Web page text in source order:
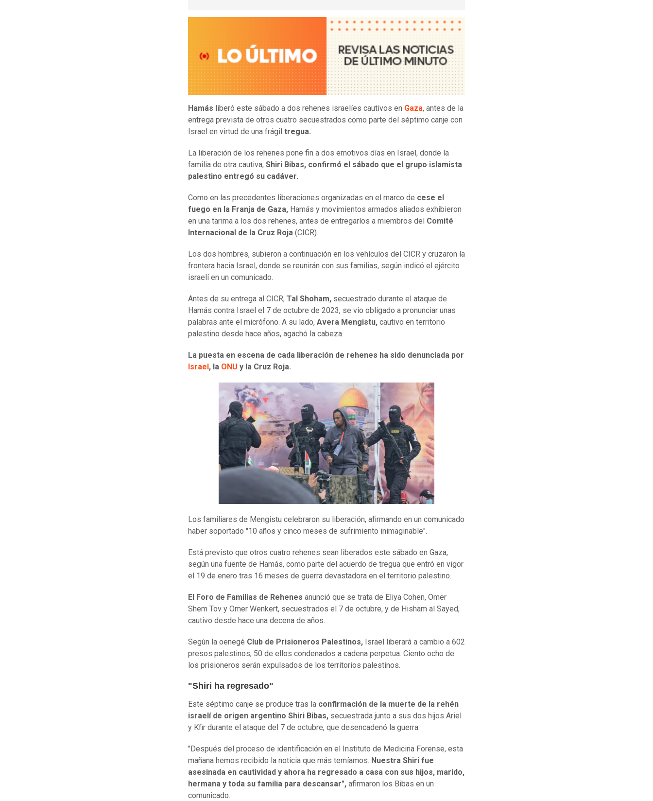
Hamás liberó este sábado a dos rehenes israelíes cautivos en Gaza, antes de la
entrega prevista de otros cuatro secuestrados como parte del séptimo canje con
Israel en virtud de una frágil tregua.
La liberación de los rehenes pone fin a dos emotivos días en Israel, donde la
familia de otra cautiva, Shiri Bibas, confirmó el sábado que el grupo islamista
palestino entregó su cadáver.
Como en las precedentes liberaciones organizadas en el marco de cese el
fuego en la Franja de Gaza, Hamás y movimientos armados aliados exhibieron
en una tarima a los dos rehenes, antes de entregarlos a miembros del Comité
Internacional de la Cruz Roja (CICR).
Los dos hombres, subieron a continuación en los vehículos del CICR y cruzaron la
frontera hacia Israel, donde se reunirán con sus familias, según indicó el ejército
israelí en un comunicado.
Antes de su entrega al CICR, Tal Shoham, secuestrado durante el ataque de
Hamás contra Israel el 7 de octubre de 2023, se vio obligado a pronunciar unas
palabras ante el micrófono. A su lado, Avera Mengistu, cautivo en territorio
palestino desde hace años, agachó la cabeza.
La puesta en escena de cada liberación de rehenes ha sido denunciada por
Israel , la ONU y la Cruz Roja.
Los familiares de Mengistu celebraron su liberación, afirmando en un comunicado
haber soportado "10 años y cinco meses de sufrimiento inimaginable".
Está previsto que otros cuatro rehenes sean liberados este sábado en Gaza,
según una fuente de Hamás, como parte del acuerdo de tregua que entró en vigor
el 19 de enero tras 16 meses de guerra devastadora en el territorio palestino.
El Foro de Familias de Rehenes anunció que se trata de Eliya Cohen, Omer
Shem Tov y Omer Wenkert, secuestrados el 7 de octubre, y de Hisham al Sayed,
cautivo desde hace una decena de años.
Según la oenegé Club de Prisioneros Palestinos, Israel liberará a cambio a 602
presos palestinos, 50 de ellos condenados a cadena perpetua. Ciento ocho de
los prisioneros serán expulsados de los territorios palestinos.
"Shiri ha regresado"
Este séptimo canje se produce tras la confirmación de la muerte de la rehén
israelí de origen argentino Shiri Bibas, secuestrada junto a sus dos hijos Ariel
y Kfir durante el ataque del 7 de octubre, que desencadenó la guerra.
"Después del proceso de identificación en el Instituto de Medicina Forense, esta
mañana hemos recibido la noticia que más temíamos. Nuestra Shiri fue
asesinada en cautividad y ahora ha regresado a casa con sus hijos, marido,
hermana y toda su familia para descansar", afirmaron los Bibas en un
comunicado.